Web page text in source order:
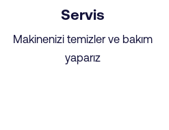
Servis
Makinenizi temizler ve bakım
yaparız